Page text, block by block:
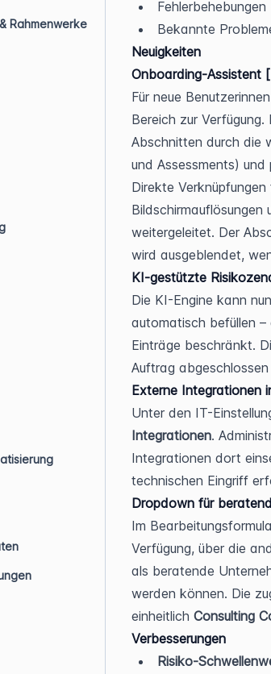
Rahmenwerke
Fehlerbehebungen
Bekannte
Neuigkeiten
Onboarding-Assistent
Für neue
Bereich zur
Abschnitten durch die
und Assessments)
Direkte
weitergeleitet. Der
wird ausgeblendet,
KI-gestützte
Die KI-Engine kann
automatisch befüllen
Einträge beschränkt.
Auftrag abgeschlossen
Externe Integrationen
Unter den IT-
Integrationen.
Integrationen dort
technischen Eingriff
Dropdown für
Im
Verfügung, über die
als beratende
werden können. Die
einheitlich Consulting
Verbesserungen
Risiko-